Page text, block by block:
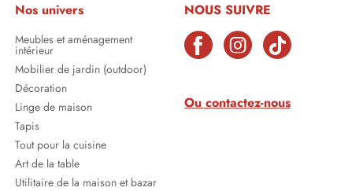
Nos univers
Meubles et aménagement
intérieur
Mobilier de jardin (outdoor)
Décoration
Linge de maison
Tapis
Tout pour la cuisine
Art de la table
Utilitaire de la maison et bazar
NOUS SUIVRE
Ou contactez-nous